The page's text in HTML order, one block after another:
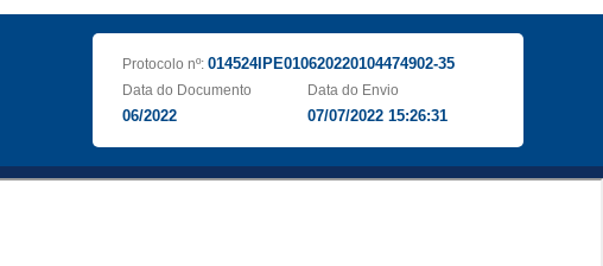
Protocolo nº: 014524IPE010620220104474902-35
Data do Documento
06/2022
Data do Envio
07/07/2022 15:26:31